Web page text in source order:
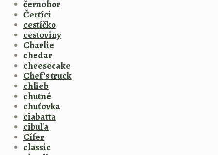
černohor
Čertíci
cestíčko
cestoviny
Charlie
chedar
cheesecake
Chef's truck
chlieb
chutné
chuťovka
ciabatta
cibuľa
Cífer
classic